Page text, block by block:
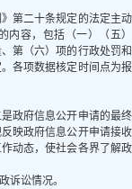
第二十条规定的法定主动
内容，包括（一）（五）
第（六）项的行政处罚和
各项数据核定时间点为报
政府信息公开申请的最终
映政府信息公开申请接收
动态，使社会各界了解政
诉讼情况。